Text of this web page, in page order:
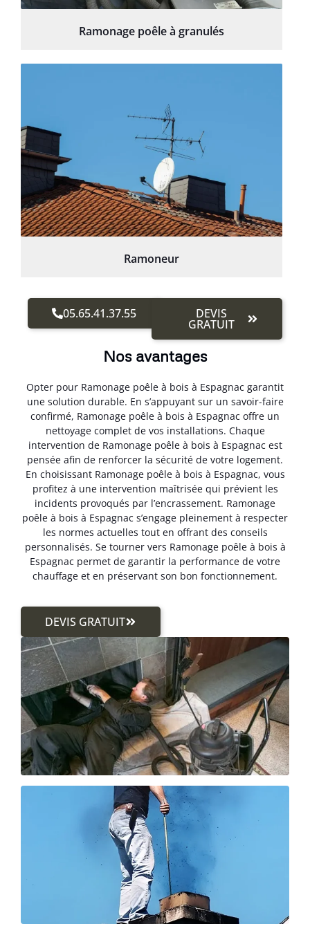
Ramonage poêle à granulés
Ramoneur
05.65.41.37.55 DEVIS
GRATUIT
Nos avantages
Opter pour Ramonage poêle à bois à Espagnac garantit
une solution durable. En s’appuyant sur un savoir-faire
confirmé, Ramonage poêle à bois à Espagnac offre un
nettoyage complet de vos installations. Chaque
intervention de Ramonage poêle à bois à Espagnac est
pensée afin de renforcer la sécurité de votre logement.
En choisissant Ramonage poêle à bois à Espagnac, vous
profitez à une intervention maîtrisée qui prévient les
incidents provoqués par l’encrassement. Ramonage
poêle à bois à Espagnac s’engage pleinement à respecter
les normes actuelles tout en offrant des conseils
personnalisés. Se tourner vers Ramonage poêle à bois à
Espagnac permet de garantir la performance de votre
chauffage et en préservant son bon fonctionnement.
DEVIS GRATUIT